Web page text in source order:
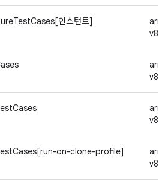
인스턴트]
v8a
v8a
v8a
on-clone-profile]
v8a